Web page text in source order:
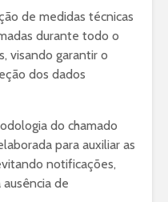
de medidas técnicas
durante todo o
visando garantir o
dos dados
do chamado
para auxiliar as
notificações,
de